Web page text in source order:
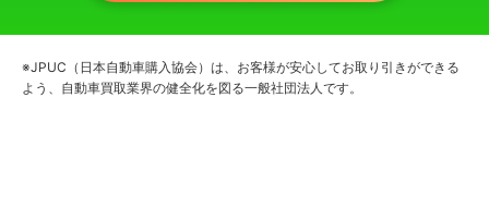
※JPUC（日本自動車購入協会）は、お客様が安心してお取り引きができる
よう、自動車買取業界の健全化を図る一般社団法人です。